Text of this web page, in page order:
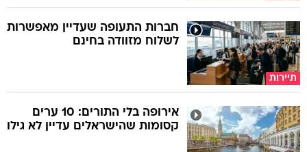
תיירות
חברות התעופה שעדיין מאפשרות
לשלוח מזוודה בחינם
אירופה בלי התורים: 10 ערים
קסומות שהישראלים עדיין לא גילו